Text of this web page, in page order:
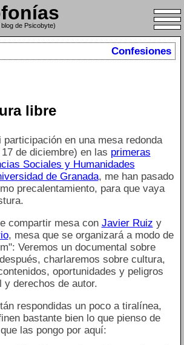
de Psicobyte)
Confesiones
libre
participación en una mesa redonda
de diciembre) en las primeras
Sociales y Humanidades
de Granada, me han pasado
precalentamiento, para que vaya
compartir mesa con Javier Ruiz y
, mesa que se organizará a modo de
Veremos un documental sobre
charlaremos sobre cultura,
oportunidades y peligros
y derechos de autor.
respondidas un poco a tiralínea,
bastante bien lo que pienso de
las pongo por aquí: